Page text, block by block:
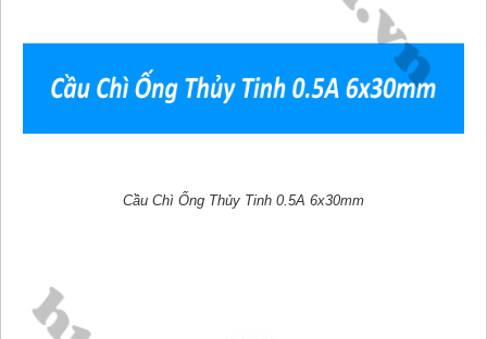
Cầu Chì Ống Thủy Tinh 0.5A 6x30mm